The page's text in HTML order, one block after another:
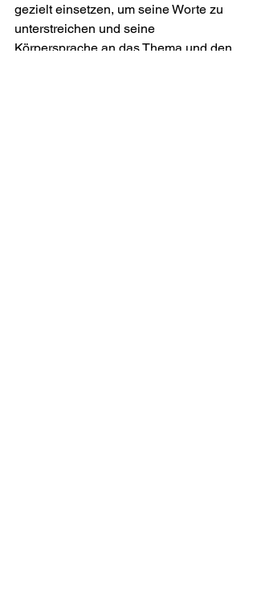
gezielt einsetzen, um seine Worte zu
unterstreichen und seine
Körpersprache an das Thema und den